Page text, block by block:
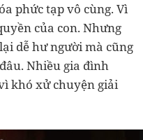
phức tạp vô cùng. Vì
của con. Nhưng
dễ hư người mà cũng
Nhiều gia đình
khó xử chuyện giải